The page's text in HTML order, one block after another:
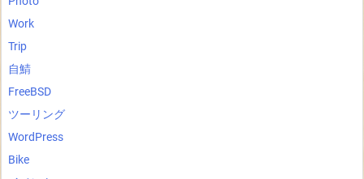
Work
Trip
自鯖
FreeBSD
ツーリング
WordPress
Bike